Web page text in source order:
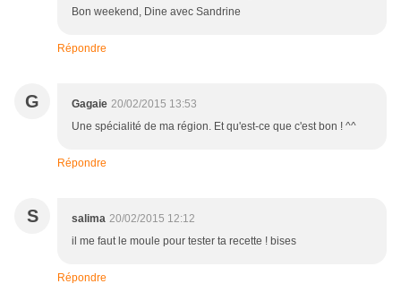
Bon weekend, Dine avec Sandrine
Répondre
G Gagaie 20/02/2015 13:53
Une spécialité de ma région. Et qu'est-ce que c'est bon ! ^^
Répondre
S salima 20/02/2015 12:12
il me faut le moule pour tester ta recette ! bises
Répondre